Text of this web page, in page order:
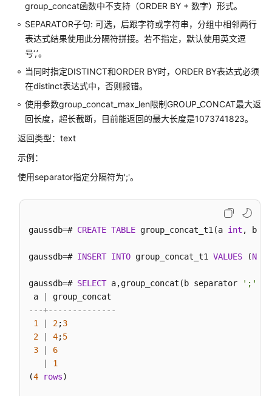
触
发
器
HashFunc
函
数
信
函
局
时
表
group_concat函数中不支持（ORDER BY + 数字）形式。
SEPARATOR子句: 可选，后跟字符或字符串，分组中相邻两行
表达式结果使用此分隔符拼接。若不指定，默认使用英文逗
号‘,’。
当同时指定DISTINCT和ORDER BY时，ORDER BY表达式必须
在distinct表达式中，否则报错。
使用参数group_concat_max_len限制GROUP_CONCAT最大返
回长度，超长截断，目前能返回的最大长度是1073741823。
返回类型：text
示例：
使用separator指定分隔符为';'。
gaussdb=# CREATE TABLE group_concat_t1(a int , b
gaussdb=# INSERT INTO group_concat_t1 VALUES (NULL
gaussdb=# SELECT a,group_concat(b separator ';'
a
---+--------------
1
2;3
2
4;5
3
6
1
(4 rows)